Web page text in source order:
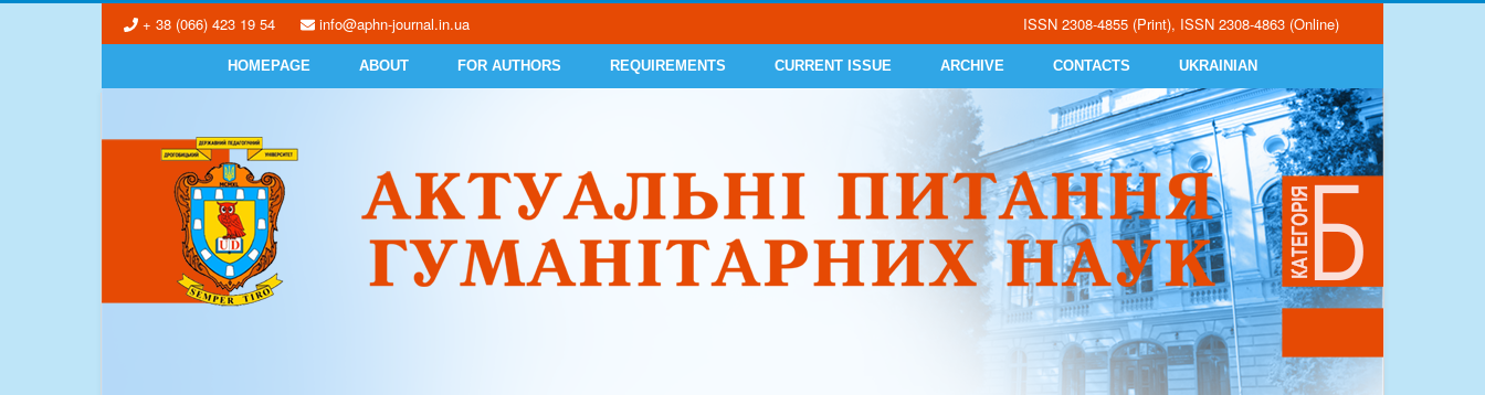
+ 38 (066) 423 19 54 info@aphn-journal.in.ua ISSN 2308-4855 (Print), ISSN 2308-4863 (Online)
HOMEPAGE ABOUT FOR AUTHORS REQUIREMENTS CURRENT ISSUE ARCHIVE CONTACTS UKRAINIAN